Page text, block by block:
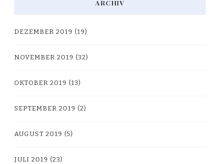
ARCHIV
DEZEMBER 2019 (19)
NOVEMBER 2019 (32)
OKTOBER 2019 (13)
SEPTEMBER 2019 (2)
AUGUST 2019 (5)
JULI 2019 (23)